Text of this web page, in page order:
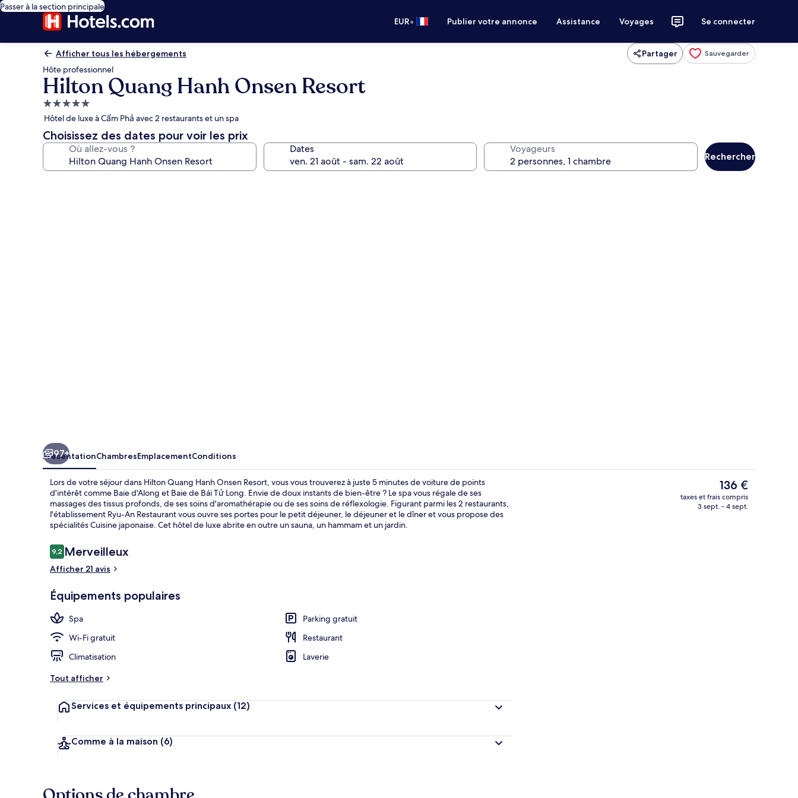
Passer à la section principale
EUR• Publier votre annonce Assistance Voyages Se connecter
Afficher tous les hébergements Partager Sauvegarder
Hôte professionnel
Hilton Quang Hanh Onsen Resort
Hébergement
5.0 étoiles
Hôtel de luxe à Cẩm Phả avec 2 restaurants et un spa
Choisissez des dates pour voir les prix
Où allez-vous ? Dates Voyageurs
Rechercher
Extérieur Villa Présidentielle, 1 très grand lit |
97+
PrésentationChambresEmplacementConditions
Lors de votre séjour dans Hilton Quang Hanh Onsen Resort, vous vous trouverez à juste 5 minutes de voiture de points
d'intérêt comme Baie d'Along et Baie de Bái Tử Long. Envie de doux instants de bien-être ? Le spa vous régale de ses
massages des tissus profonds, de ses soins d'aromathérapie ou de ses soins de réflexologie. Figurant parmi les 2 restaurants,
l'établissement Ryu-An Restaurant vous ouvre ses portes pour le petit déjeuner, le déjeuner et le dîner et vous propose des
spécialités Cuisine japonaise. Cet hôtel de luxe abrite en outre un sauna, un hammam et un jardin.
Avis
voyageurs
9,29,2 sur 10
Merveilleux
Afficher 21 avis
Équipements populaires
Spa
Parking gratuit
Wi-Fi gratuit
Restaurant
Climatisation
Laverie
Tout afficher
Services et équipements principaux (12)
Comme à la maison (6)
Le
prix
actuel
136 €
taxes et frais compris
3 sept. - 4 sept.